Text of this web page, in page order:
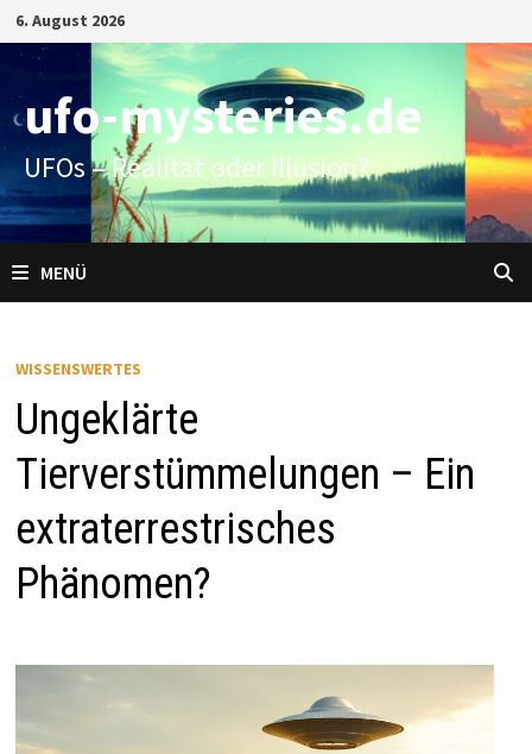
Zum
Inhalt
springen
6. August 2026
ufo-mysteries.de
UFOs – Realität oder Illusion?
MENÜ
WISSENSWERTES
Ungeklärte
Tierverstümmelungen – Ein
extraterrestrisches
Phänomen?